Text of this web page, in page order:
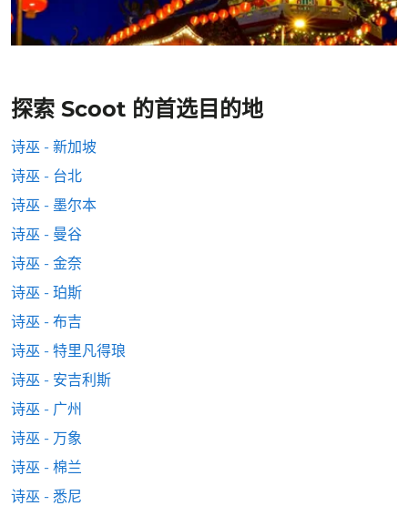
探索 Scoot 的首选目的地
诗巫 - 新加坡
诗巫 - 台北
诗巫 - 墨尔本
诗巫 - 曼谷
诗巫 - 金奈
诗巫 - 珀斯
诗巫 - 布吉
诗巫 - 特里凡得琅
诗巫 - 安吉利斯
诗巫 - 广州
诗巫 - 万象
诗巫 - 棉兰
诗巫 - 悉尼